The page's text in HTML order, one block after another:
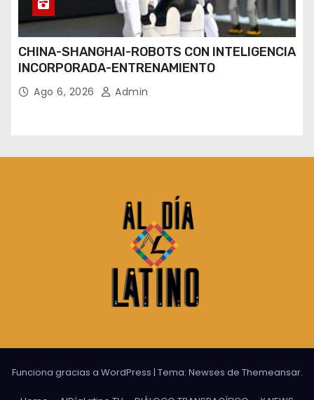
CHINA-SHANGHAI-ROBOTS CON INTELIGENCIA
INCORPORADA-ENTRENAMIENTO
Ago 6, 2026 Admin
Funciona gracias a WordPress | Tema: Newses de Themeansar.